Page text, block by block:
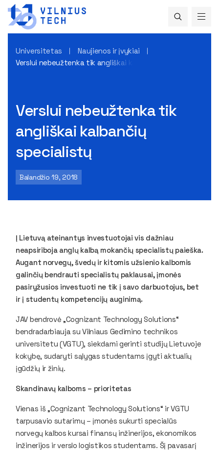
Universitetas
Naujienos ir įvykiai
Verslui nebeužtenka tik angliškai kalbančių specialistų
Verslui nebeužtenka tik
angliškai kalbančių
specialistų
Balandžio 19, 2018
Į Lietuvą ateinantys investuotojai vis dažniau
neapsiriboja anglų kalbą mokančių specialistų paieška.
Augant norvegų, švedų ir kitomis užsienio kalbomis
galinčių bendrauti specialistų paklausai, įmonės
pasiryžusios investuoti ne tik į savo darbuotojus, bet
ir į studentų kompetencijų auginimą.
JAV bendrovė „Cognizant Technology Solutions“
bendradarbiauja su Vilniaus Gedimino technikos
universitetu (VGTU), siekdami gerinti studijų Lietuvoje
kokybę, sudaryti sąlygas studentams įgyti aktualių
įgūdžių ir žinių.
Skandinavų kalboms – prioritetas
Vienas iš „Cognizant Technology Solutions“ ir VGTU
tarpusavio sutarimų – įmonės sukurti specialūs
norvegų kalbos kursai finansų inžinerijos, ekonomikos
inžinerijos ir verslo logistikos studentams. Šį pavasarį